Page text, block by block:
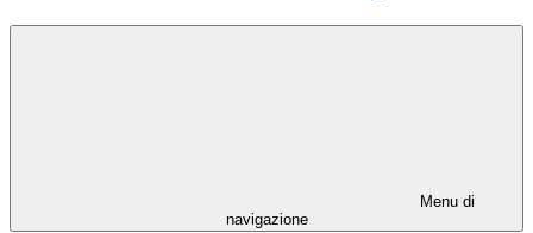
Menu di
navigazione